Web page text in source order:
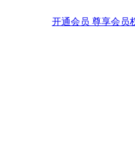
开通会员 尊享会员